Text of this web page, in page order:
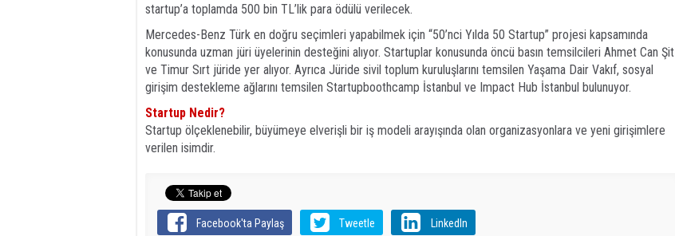
startup’a toplamda 500 bin TL’lik para ödülü verilecek.
Mercedes-Benz Türk en doğru seçimleri yapabilmek için “50’nci Yılda 50 Startup” projesi kapsamında
konusunda uzman jüri üyelerinin desteğini alıyor. Startuplar konusunda öncü basın temsilcileri Ahmet Can Şit
ve Timur Sırt jüride yer alıyor. Ayrıca Jüride sivil toplum kuruluşlarını temsilen Yaşama Dair Vakıf, sosyal
girişim destekleme ağlarını temsilen Startupboothcamp İstanbul ve Impact Hub İstanbul bulunuyor.
Startup Nedir?
Startup ölçeklenebilir, büyümeye elverişli bir iş modeli arayışında olan organizasyonlara ve yeni girişimlere
verilen isimdir.
Facebook'ta Paylaş Tweetle LinkedIn